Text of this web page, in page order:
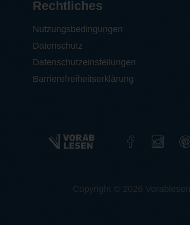
Rechtliches
Nutzungsbedingungen
Datenschutz
Datenschutzeinstellungen
Barrierefreiheitserklärung
Copyright © 2026 Vorablesen